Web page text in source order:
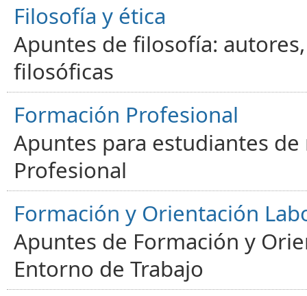
Filosofía y ética
Apuntes de filosofía:
filosóficas
Formación Profesional
Apuntes para estudiantes
Profesional
Formación y Orientación
Apuntes de Formación y
Entorno de Trabajo